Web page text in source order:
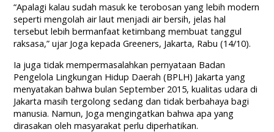
“Apalagi kalau sudah masuk ke terobosan yang lebih modern
seperti mengolah air laut menjadi air bersih, jelas hal
tersebut lebih bermanfaat ketimbang membuat tanggul
raksasa,” ujar Joga kepada Greeners, Jakarta, Rabu (14/10).
Ia juga tidak mempermasalahkan pernyataan Badan
Pengelola Lingkungan Hidup Daerah (BPLH) Jakarta yang
menyatakan bahwa bulan September 2015, kualitas udara di
Jakarta masih tergolong sedang dan tidak berbahaya bagi
manusia. Namun, Joga mengingatkan bahwa apa yang
dirasakan oleh masyarakat perlu diperhatikan.